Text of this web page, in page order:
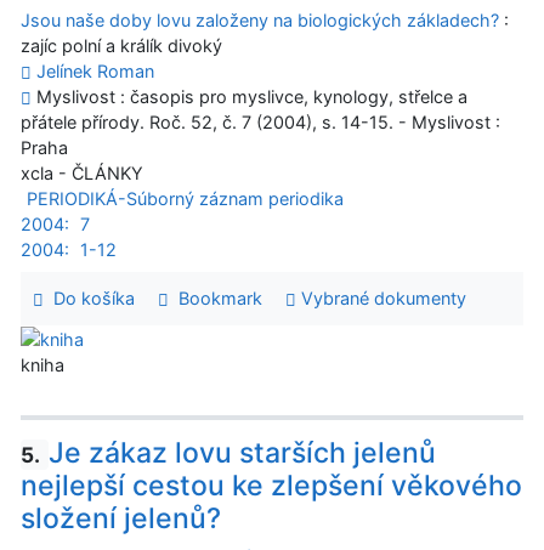
Jsou naše doby lovu založeny na biologických základech? :
zajíc polní a králík divoký
Jelínek Roman
Myslivost : časopis pro myslivce, kynology, střelce a
přátele přírody. Roč. 52, č. 7 (2004), s. 14-15. - Myslivost :
Praha
xcla - ČLÁNKY
PERIODIKÁ-Súborný záznam periodika
2004: 7
2004:
1-12
Do košíka Bookmark Vybrané dokumenty
kniha
5. Je zákaz lovu starších jelenů
nejlepší cestou ke zlepšení věkového
složení jelenů?